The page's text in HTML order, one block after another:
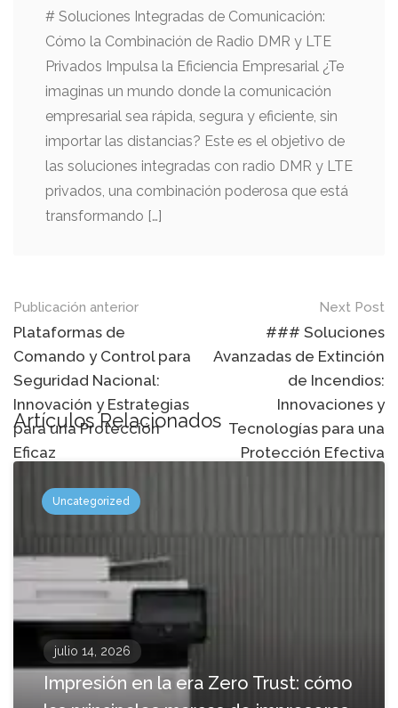
# Soluciones Integradas de Comunicación:
Cómo la Combinación de Radio DMR y LTE
Privados Impulsa la Eficiencia Empresarial ¿Te
imaginas un mundo donde la comunicación
empresarial sea rápida, segura y eficiente, sin
importar las distancias? Este es el objetivo de
las soluciones integradas con radio DMR y LTE
privados, una combinación poderosa que está
transformando […]
Mensaje
de
navegación
Publicación anterior
Plataformas de
Comando y Control para
Seguridad Nacional:
Innovación y Estrategias
para una Protección
Eficaz
Next Post
### Soluciones
Avanzadas de Extinción
de Incendios:
Innovaciones y
Tecnologías para una
Protección Efectiva
Artículos Relacionados
Uncategorized
julio 14, 2026
Impresión en la era Zero Trust: cómo